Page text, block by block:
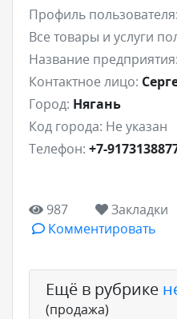
Профиль пользователя:
Все товары и услуги
Название предприятия:
Контактное лицо:
Город: Нягань
Код города: Не указан
Телефон: +7-
987
Закладки
Комментировать
Ещё в рубрике
(продажа)